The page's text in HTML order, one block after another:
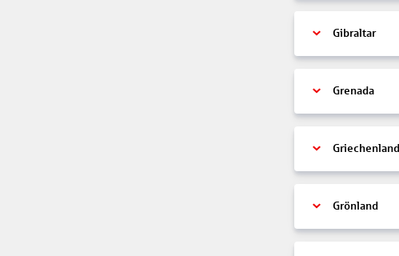
Gibraltar
Grenada
Griechenland
Grönland